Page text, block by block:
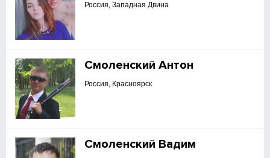
Россия, Западная Двина
Смоленский Антон
Россия, Красноярск
Смоленский Вадим